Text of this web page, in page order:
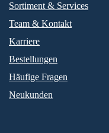
Sortiment & Services
Team & Kontakt
Karriere
Bestellungen
Häufige Fragen
Neukunden